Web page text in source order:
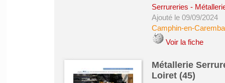
Serrureries -
Ajouté le 09/09/2024
Camphin-en-
Voir la fiche
Métallerie
Loiret (45)